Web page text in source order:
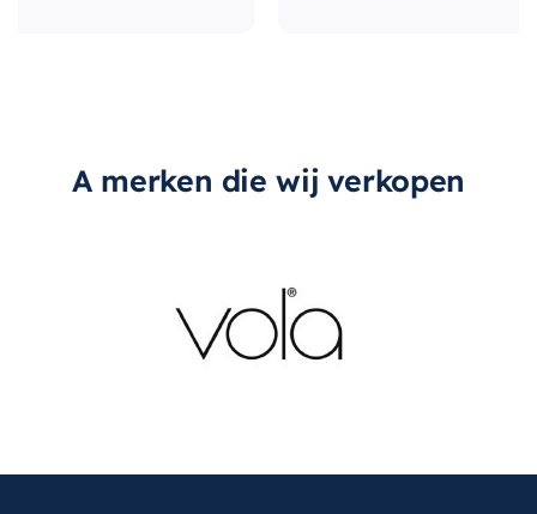
A merken die wij verkopen